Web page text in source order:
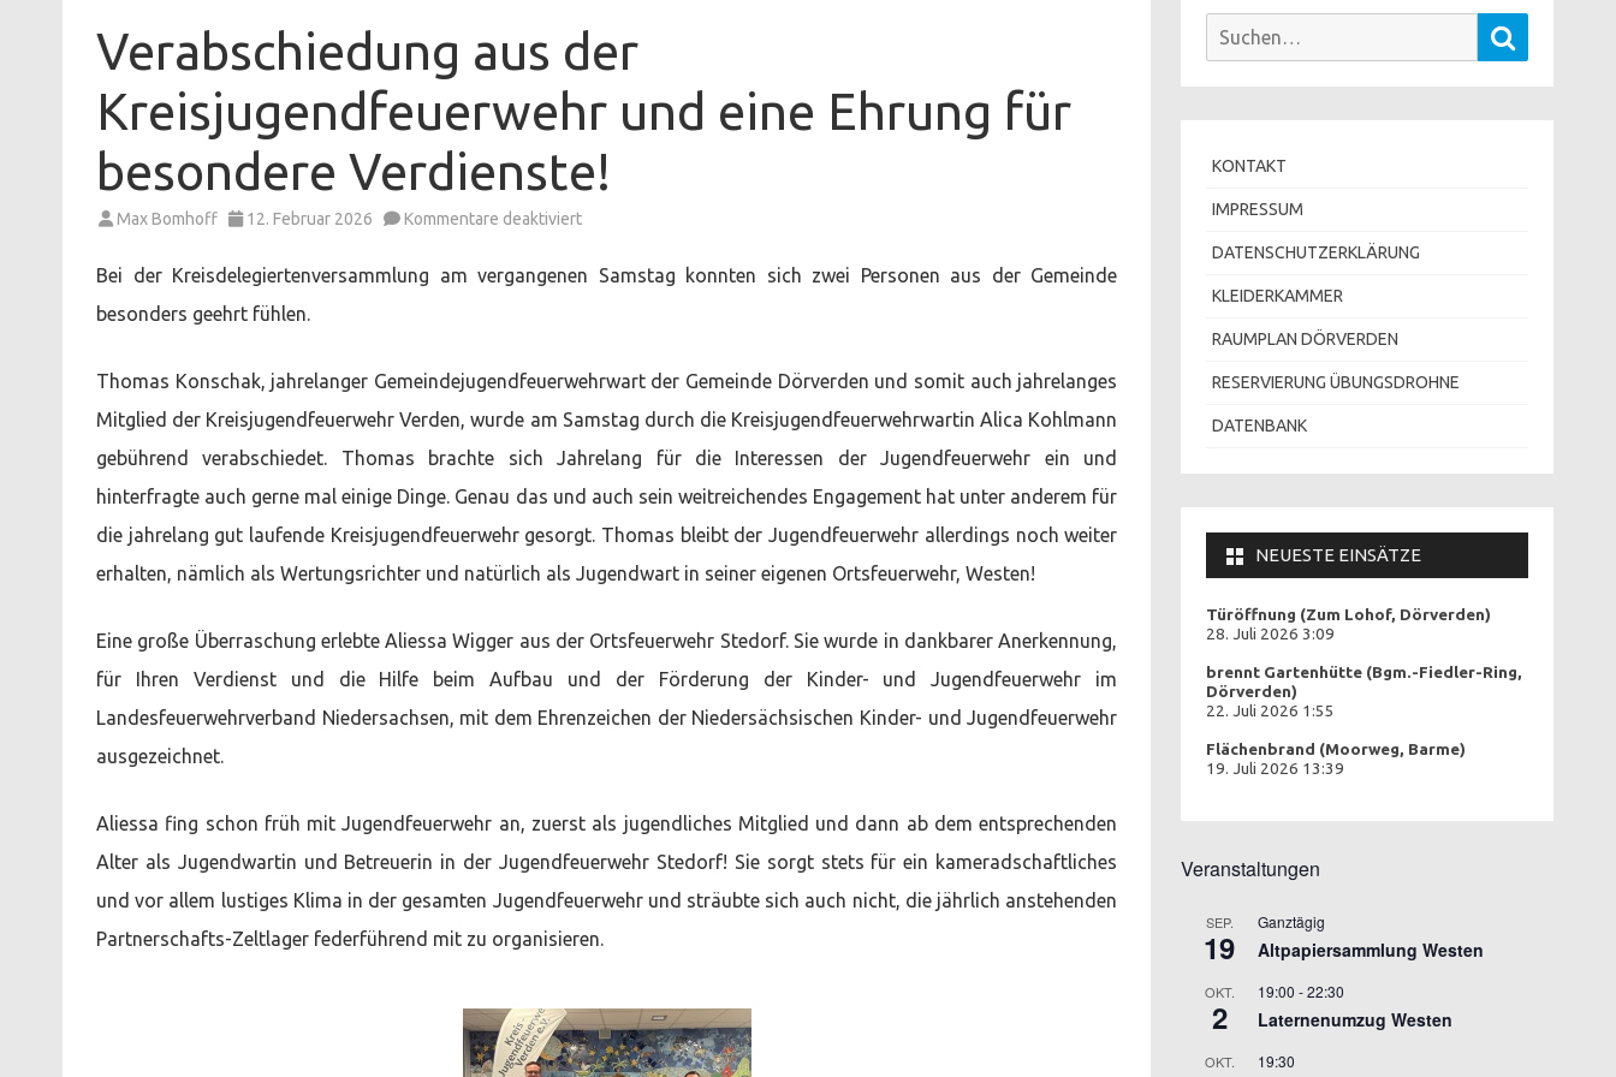
Verabschiedung aus der
Kreisjugendfeuerwehr und eine Ehrung für
besondere Verdienste!
Max Bomhoff 12. Februar 2026 Kommentare deaktiviertfür
der
Kreisjugendfeuerwehr
besondere
Verdienste!
Bei der Kreisdelegiertenversammlung am vergangenen Samstag konnten sich zwei Personen aus der Gemeinde
besonders geehrt fühlen.
Thomas Konschak, jahrelanger Gemeindejugendfeuerwehrwart der Gemeinde Dörverden und somit auch jahrelanges
Mitglied der Kreisjugendfeuerwehr Verden, wurde am Samstag durch die Kreisjugendfeuerwehrwartin Alica Kohlmann
gebührend verabschiedet. Thomas brachte sich Jahrelang für die Interessen der Jugendfeuerwehr ein und
hinterfragte auch gerne mal einige Dinge. Genau das und auch sein weitreichendes Engagement hat unter anderem für
die jahrelang gut laufende Kreisjugendfeuerwehr gesorgt. Thomas bleibt der Jugendfeuerwehr allerdings noch weiter
erhalten, nämlich als Wertungsrichter und natürlich als Jugendwart in seiner eigenen Ortsfeuerwehr, Westen!
Eine große Überraschung erlebte Aliessa Wigger aus der Ortsfeuerwehr Stedorf. Sie wurde in dankbarer Anerkennung,
für Ihren Verdienst und die Hilfe beim Aufbau und der Förderung der Kinder- und Jugendfeuerwehr im
Landesfeuerwehrverband Niedersachsen, mit dem Ehrenzeichen der Niedersächsischen Kinder- und Jugendfeuerwehr
ausgezeichnet.
Aliessa fing schon früh mit Jugendfeuerwehr an, zuerst als jugendliches Mitglied und dann ab dem entsprechenden
Alter als Jugendwartin und Betreuerin in der Jugendfeuerwehr Stedorf! Sie sorgt stets für ein kameradschaftliches
und vor allem lustiges Klima in der gesamten Jugendfeuerwehr und sträubte sich auch nicht, die jährlich anstehenden
Partnerschafts-Zeltlager federführend mit zu organisieren.
Suchen
KONTAKT
IMPRESSUM
DATENSCHUTZERKLÄRUNG
KLEIDERKAMMER
RAUMPLAN DÖRVERDEN
RESERVIERUNG ÜBUNGSDROHNE
DATENBANK
NEUESTE EINSÄTZE
Türöffnung (Zum Lohof, Dörverden)
28. Juli 2026 3:09
brennt Gartenhütte (Bgm.-Fiedler-Ring,
Dörverden)
22. Juli 2026 1:55
Flächenbrand (Moorweg, Barme)
19. Juli 2026 13:39
Veranstaltungen
SEP.
19
Ganztägig
Altpapiersammlung Westen
OKT.
2
19:00 -22:30
Laternenumzug Westen
OKT. 19:30